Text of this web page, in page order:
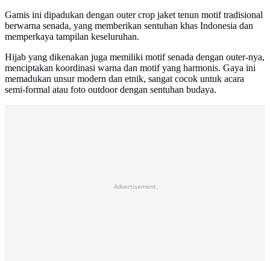
Gamis ini dipadukan dengan outer crop jaket tenun motif tradisional
berwarna senada, yang memberikan sentuhan khas Indonesia dan
memperkaya tampilan keseluruhan.
Hijab yang dikenakan juga memiliki motif senada dengan outer-nya,
menciptakan koordinasi warna dan motif yang harmonis. Gaya ini
memadukan unsur modern dan etnik, sangat cocok untuk acara
semi-formal atau foto outdoor dengan sentuhan budaya.
Advertisement